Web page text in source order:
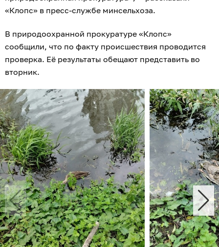
«Клопс» в пресс-службе минсельхоза.
В природоохранной прокуратуре «Клопс»
сообщили, что по факту происшествия проводится
проверка. Её результаты обещают представить во
вторник.